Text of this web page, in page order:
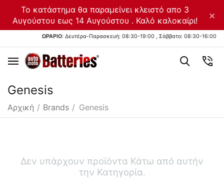
Το κατάστημα θα παραμείνει κλειστό απο 3
Αυγούστου εως 14 Αυγούστου . Καλό καλοκαίρι!
×
ΩΡΑΡΙΟ: Δευτέρα-Παρασκευή: 08:30-19:00 , Σάββατο: 08:30-16:00
Genesis
Αρχική / Brands / Genesis
Δεν υπάρχουν προϊόντα Κάτω από αυτήν
την Κατηγορία.